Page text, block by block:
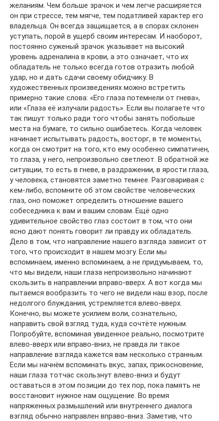
желаниям. Чем больше зрачок и чем легче расширяется
он при стрессе, тем мягче, тем податливей характер его
владельца. Он всегда защищается, а в спорах склонен
уступать, порой в ущерб своим интересам. И наоборот,
постоянно суженый зрачок указывает на высокий
уровень адреналина в крови, а это означает, что их
обладатель не только всегда готов отразить любой
удар, но и дать сдачи своему обидчику. В
художественных произведениях можно встретить
примерно такие слова: «Его глаза потемнели от гнева»,
или «Глаза её излучали радость». Если вы полагаете что
так пишут только ради того чтобы занять побольше
места на бумаге, то сильно ошибаетесь. Когда человек
начинает испытывать радость, восторг, в те моменты,
когда он смотрит на того, кто ему особенно симпатичен,
то глаза, у него, непроизвольно светлеют. В обратной же
ситуации, то есть в гневе, в раздражении, в ярости глаза,
у человека, становятся заметно темнее. Разговаривая с
кем-либо, вспомните об этом свойстве человеческих
глаз, оно поможет определить отношение вашего
собеседника к вам и вашим словам. Ещё одно
удивительное свойство глаз состоит в том, что они
ясно дают понять говорит ли правду их обладатель.
Дело в том, что направление нашего взгляда зависит от
того, что происходит в нашем мозгу. Если мы
вспоминаем, именно вспоминаем, а не придумываем, то,
что мы видели, наши глаза непроизвольно начинают
скользить в направлении вправо-вверх. А вот когда мы
пытаемся вообразить то чего не видели наш взор, после
недолгого блуждания, устремляется влево-вверх.
Конечно, вы можете усилием воли, сознательно,
направить свой взгляд туда, куда сочтёте нужным.
Попробуйте, вспоминая увиденное реально, посмотрите
влево-вверх или вправо-вниз, не правда ли такое
направление взгляда кажется вам несколько странным.
Если мы начнём вспоминать вкус, запах, прикосновение,
наши глаза тотчас скользнут влево-вниз и будут
оставаться в этом позиции до тех пор, пока память не
восстановит нужное нам ощущение. Во время
напряженных размышлений или внутреннего диалога
взгляд обычно направлен вправо-вниз. Заметив, что